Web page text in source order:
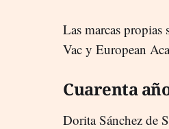
Las marcas
Vac y European
Cuarenta
Dorita Sánchez de